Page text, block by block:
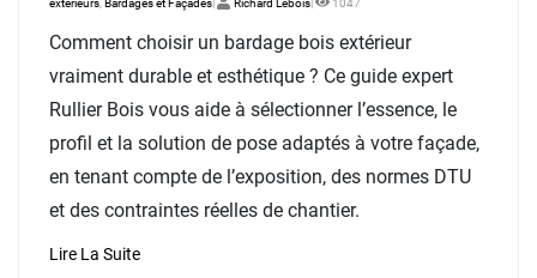
extérieurs,Bardages et Façades| Richard Lebois| 1047
Comment choisir un bardage bois extérieur
vraiment durable et esthétique ? Ce guide expert
Rullier Bois vous aide à sélectionner l’essence, le
profil et la solution de pose adaptés à votre façade,
en tenant compte de l’exposition, des normes DTU
et des contraintes réelles de chantier.
Lire La Suite